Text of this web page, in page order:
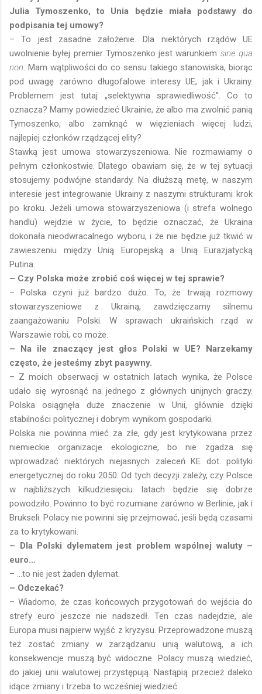
Julia Tymoszenko, to Unia będzie miała podstawy do
podpisania tej umowy?
– To jest zasadne założenie. Dla niektórych rządów UE
uwolnienie byłej premier Tymoszenko jest warunkiem sine qua
non . Mam wątpliwości do co sensu takiego stanowiska, biorąc
pod uwagę zarówno długofalowe interesy UE, jak i Ukrainy.
Problemem jest tutaj „selektywna sprawiedliwość”. Co to
oznacza? Mamy powiedzieć Ukrainie, że albo ma zwolnić panią
Tymoszenko, albo zamknąć w więzieniach więcej ludzi,
najlepiej członków rządzącej elity?
Stawką jest umowa stowarzyszeniowa. Nie rozmawiamy o
pełnym członkostwie. Dlatego obawiam się, że w tej sytuacji
stosujemy podwójne standardy. Na dłuższą metę, w naszym
interesie jest integrowanie Ukrainy z naszymi strukturami krok
po kroku. Jeżeli umowa stowarzyszeniowa (i strefa wolnego
handlu) wejdzie w życie, to będzie oznaczać, że Ukraina
dokonała nieodwracalnego wyboru, i że nie będzie już tkwić w
zawieszeniu między Unią Europejską a Unią Eurazjatycką
Putina.
– Czy Polska może zrobić coś więcej w tej sprawie?
– Polska czyni już bardzo dużo. To, że trwają rozmowy
stowarzyszeniowe z Ukrainą, zawdzięczamy silnemu
zaangażowaniu Polski. W sprawach ukraińskich rząd w
Warszawie robi, co może.
– Na ile znaczący jest głos Polski w UE? Narzekamy
często, że jesteśmy zbyt pasywny.
– Z moich obserwacji w ostatnich latach wynika, że Polsce
udało się wyrosnąć na jednego z głównych unijnych graczy.
Polska osiągnęła duże znaczenie w Unii, głównie dzięki
stabilności politycznej i dobrym wynikom gospodarki.
Polska nie powinna mieć za złe, gdy jest krytykowana przez
niemieckie organizacje ekologiczne, bo nie zgadza się
wprowadzać niektórych niejasnych zaleceń KE dot. polityki
energetycznej do roku 2050. Od tych decyzji zależy, czy Polsce
w najbliższych kilkudziesięciu latach będzie się dobrze
powodziło. Powinno to być rozumiane zarówno w Berlinie, jak i
Brukseli. Polacy nie powinni się przejmować, jeśli będą czasami
za to krytykowani.
– Dla Polski dylematem jest problem wspólnej waluty –
euro…
– …to nie jest żaden dylemat.
– Odczekać?
– Wiadomo, że czas końcowych przygotowań do wejścia do
strefy euro jeszcze nie nadszedł. Ten czas nadejdzie, ale
Europa musi najpierw wyjść z kryzysu. Przeprowadzone muszą
też zostać zmiany w zarządzaniu unią walutową, a ich
konsekwencje muszą być widoczne. Polacy muszą wiedzieć,
do jakiej unii walutowej przystępują. Nastąpią przecież daleko
idące zmiany i trzeba to wcześniej wiedzieć.